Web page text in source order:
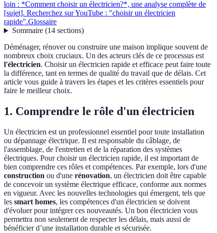
loin : *Comment choisir un électricien?*, une analyse complète de
[sujet]. Recherchez sur YouTube : "choisir un électricien
rapide".Glossaire
Sommaire(14 sections)
Déménager, rénover ou construire une maison implique souvent de
nombreux choix cruciaux. Un des acteurs clés de ce processus est
l'électricien. Choisir un électricien rapide et efficace peut faire toute
la différence, tant en termes de qualité du travail que de délais. Cet
article vous guide à travers les étapes et les critères essentiels pour
faire le meilleur choix.
1. Comprendre le rôle d'un électricien
Un électricien est un professionnel essentiel pour toute installation
ou dépannage électrique. Il est responsable du câblage, de
l'assemblage, de l'entretien et de la réparation des systèmes
électriques. Pour choisir un électricien rapide, il est important de
bien comprendre ces rôles et compétences. Par exemple, lors d'une
construction ou d'une rénovation, un électricien doit être capable
de concevoir un système électrique efficace, conforme aux normes
en vigueur. Avec les nouvelles technologies qui émergent, tels que
les smart homes, les compétences d'un électricien se doivent
d'évoluer pour intégrer ces nouveautés. Un bon électricien vous
permettra non seulement de respecter les délais, mais aussi de
bénéficier d’une installation durable et sécurisée.